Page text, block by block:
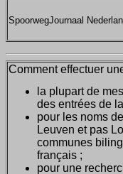
SpoorwegJournaal
Comment effectuer
la plupart de
des entrées de
pour les noms
Leuven et pas
communes
français ;
pour une